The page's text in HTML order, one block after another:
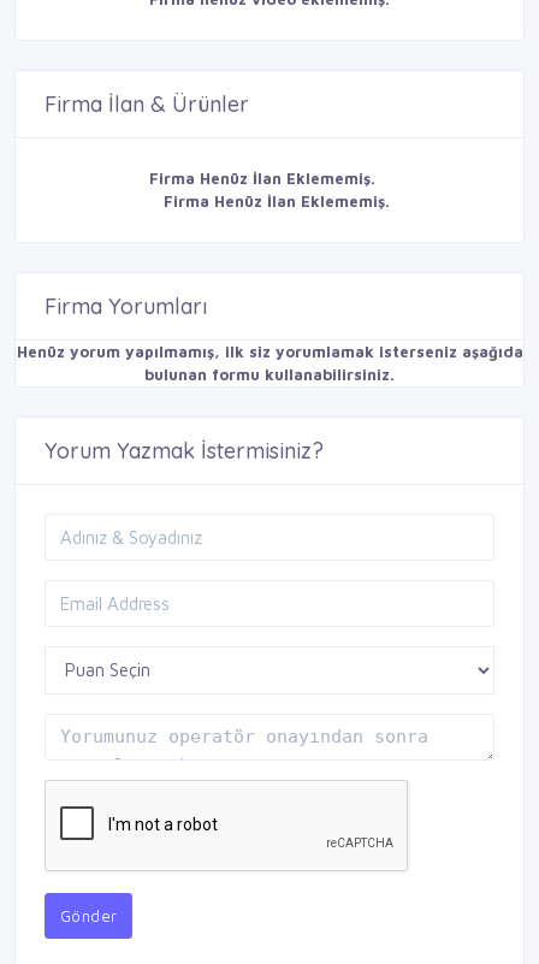
Firma İlan & Ürünler
Firma Henüz İlan Eklememiş.
Firma Henüz İlan Eklememiş.
Firma Yorumları
Henüz yorum yapılmamış, ilk siz yorumlamak isterseniz aşağıda
bulunan formu kullanabilirsiniz.
Yorum Yazmak İstermisiniz?
Gönder